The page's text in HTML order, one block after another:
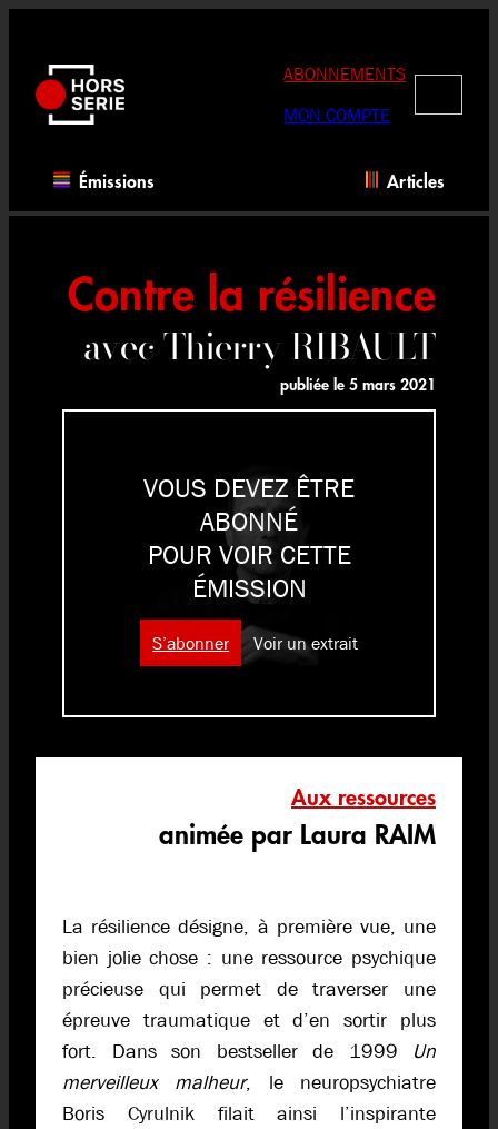
contenu
ABONNEMENTS
MON COMPTE
Émissions Articles
Contre la résilience
avec Thierry RIBAULT
publiée le 5 mars 2021
VOUS DEVEZ ÊTRE
ABONNÉ
POUR VOIR CETTE
ÉMISSION
S’abonner Voir un extrait
Aux ressources
animée par Laura RAIM
La résilience désigne, à première vue, une
bien jolie chose : une ressource psychique
précieuse qui permet de traverser une
épreuve traumatique et d’en sortir plus
fort. Dans son bestseller de 1999 Un
merveilleux malheur, le neuropsychiatre
Boris Cyrulnik filait ainsi l’inspirante